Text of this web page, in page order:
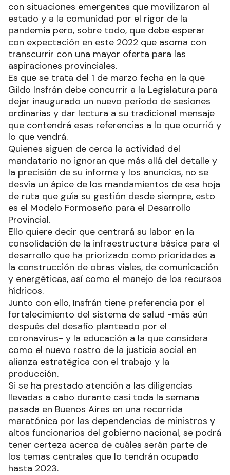
con situaciones emergentes que movilizaron al
estado y a la comunidad por el rigor de la
pandemia pero, sobre todo, que debe esperar
con expectación en este 2022 que asoma con
transcurrir con una mayor oferta para las
aspiraciones provinciales.
Es que se trata del 1 de marzo fecha en la que
Gildo Insfrán debe concurrir a la Legislatura para
dejar inaugurado un nuevo período de sesiones
ordinarias y dar lectura a su tradicional mensaje
que contendrá esas referencias a lo que ocurrió y
lo que vendrá.
Quienes siguen de cerca la actividad del
mandatario no ignoran que más allá del detalle y
la precisión de su informe y los anuncios, no se
desvía un ápice de los mandamientos de esa hoja
de ruta que guía su gestión desde siempre, esto
es el Modelo Formoseño para el Desarrollo
Provincial.
Ello quiere decir que centrará su labor en la
consolidación de la infraestructura básica para el
desarrollo que ha priorizado como prioridades a
la construcción de obras viales, de comunicación
y energéticas, así como el manejo de los recursos
hídricos.
Junto con ello, Insfrán tiene preferencia por el
fortalecimiento del sistema de salud -más aún
después del desafío planteado por el
coronavirus- y la educación a la que considera
como el nuevo rostro de la justicia social en
alianza estratégica con el trabajo y la
producción.
Si se ha prestado atención a las diligencias
llevadas a cabo durante casi toda la semana
pasada en Buenos Aires en una recorrida
maratónica por las dependencias de ministros y
altos funcionarios del gobierno nacional, se podrá
tener certeza acerca de cuáles serán parte de
los temas centrales que lo tendrán ocupado
hasta 2023.